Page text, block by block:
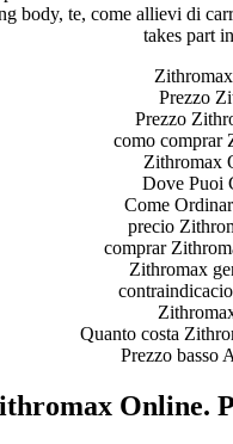
body, te, come allievi di
takes part
Prezzo
Prezzo
como comprar
Zithromax
Dove Puoi
Come
precio
comprar
Zithromax
Quanto costa
Prezzo basso
Online.